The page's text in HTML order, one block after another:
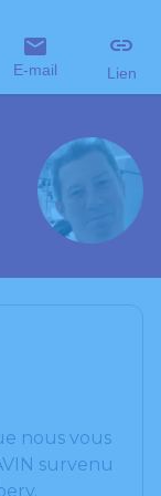
E-mail Lien
nous vous
survenu